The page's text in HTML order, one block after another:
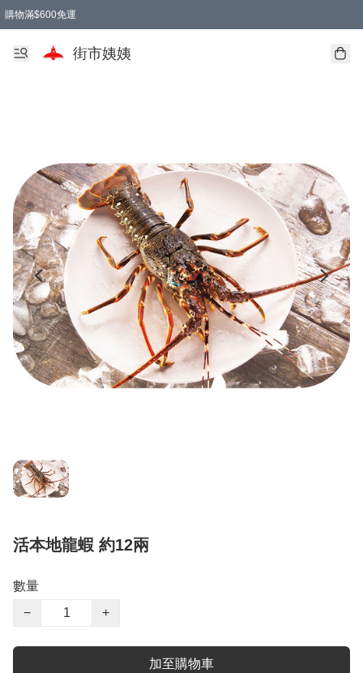
購物滿$600免運
街市姨姨
活本地龍蝦 約12兩
數量
−
+
加至購物車